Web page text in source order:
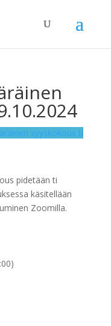
syyskokous ti
pidetään ti
käsitellään
Zoomilla.